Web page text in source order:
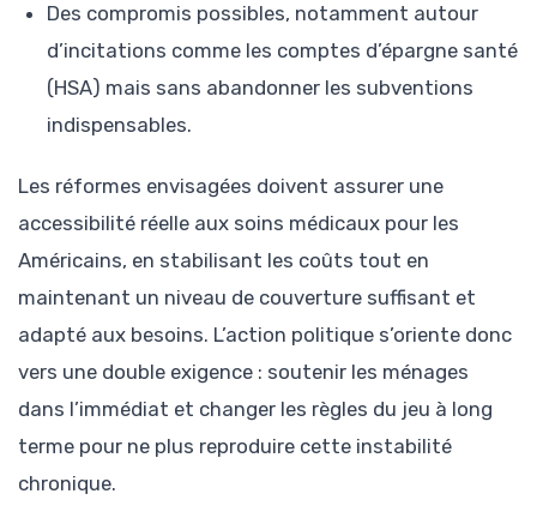
Des compromis possibles, notamment autour
d’incitations comme les comptes d’épargne santé
(HSA) mais sans abandonner les subventions
indispensables.
Les réformes envisagées doivent assurer une
accessibilité réelle aux soins médicaux pour les
Américains, en stabilisant les coûts tout en
maintenant un niveau de couverture suffisant et
adapté aux besoins. L’action politique s’oriente donc
vers une double exigence : soutenir les ménages
dans l’immédiat et changer les règles du jeu à long
terme pour ne plus reproduire cette instabilité
chronique.